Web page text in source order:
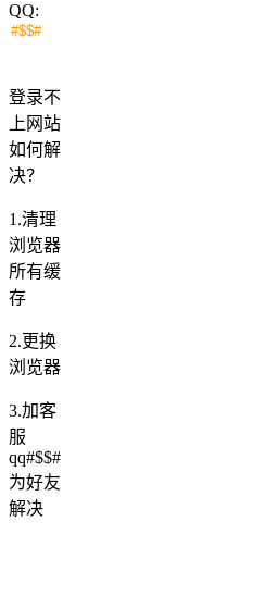
QQ:
登录不
上网站
如何解
决？
1.清理
浏览器
所有缓
存
2.更换
浏览器
3.加客
服
qq#$$#
为好友
解决